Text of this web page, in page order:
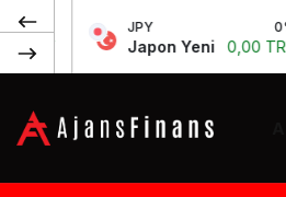
Japon Yeni 0,00 TRY